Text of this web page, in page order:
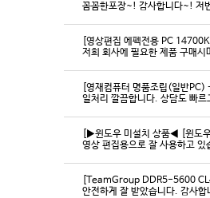
꼼꼼한포장~! 감사합니다~! 저
[영상편집 에펙전용 PC
[영재컴퓨터 명품조립(일반
일처리 깔끔합니다. 상담도 빠
[▶윈도우 미설치 상품◀ [윈도
영상 편집용으로 잘 사용하고 있
[TeamGroup DDR5-5600
안전하게 잘 받았습니다. 감사합